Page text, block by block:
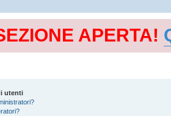
APERTA!
utenti